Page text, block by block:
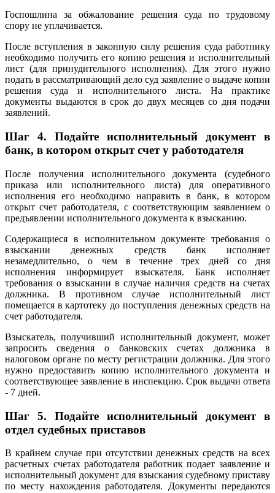
Госпошлина за обжалование решения суда по трудовому
спору не уплачивается.
После вступления в законную силу решения суда работнику
необходимо получить его копию решения и исполнительный
лист (для принудительного исполнения). Для этого нужно
подать в рассматривающий дело суд заявление о выдаче копии
решения суда и исполнительного листа. На практике
документы выдаются в срок до двух месяцев со дня подачи
заявлений.
Шаг 4. Подайте исполнительный документ в
банк, в котором открыт счет у работодателя
После получения исполнительного документа (судебного
приказа или исполнительного листа) для оперативного
исполнения его необходимо направить в банк, в котором
открыт счет работодателя, с соответствующим заявлением о
предъявлении исполнительного документа к взысканию.
Содержащиеся в исполнительном документе требования о
взыскании денежных средств банк исполняет
незамедлительно, о чем в течение трех дней со дня
исполнения информирует взыскателя. Банк исполняет
требования о взыскании в случае наличия средств на счетах
должника. В противном случае исполнительный лист
помещается в картотеку до поступления денежных средств на
счет работодателя.
Взыскатель, получивший исполнительный документ, может
запросить сведения о банковских счетах должника в
налоговом органе по месту регистрации должника. Для этого
нужно предоставить копию исполнительного документа и
соответствующее заявление в инспекцию. Срок выдачи ответа
- 7 дней.
Шаг 5. Подайте исполнительный документ в
отдел судебных приставов
В крайнем случае при отсутствии денежных средств на всех
расчетных счетах работодателя работник подает заявление и
исполнительный документ для взыскания судебному приставу
по месту нахождения работодателя. Документы передаются